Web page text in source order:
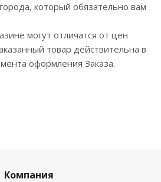
который обязательно вам
могут отличатся от цен
товар действительна в
оформления Заказа.
Компания